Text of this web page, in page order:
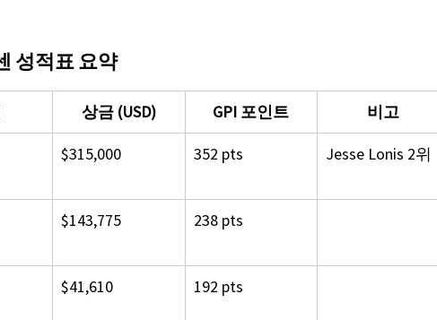
성적표 요약
상금 (USD) GPI 포인트 비고
$315,000 352 pts Jesse Lonis 2위
$143,775 238 pts
$41,610 192 pts